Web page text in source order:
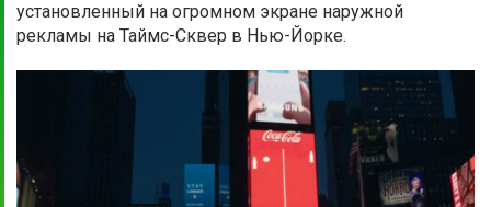
установленный на огромном экране наружной
рекламы на Таймс-Сквер в Нью-Йорке.